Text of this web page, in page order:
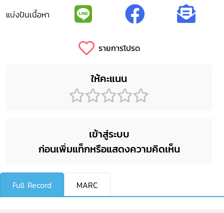
แบ่งปันเนื้อหา
รายการโปรด
ให้คะแนน
เข้าสู่ระบบ
ก่อนเพิ่มแท็กหรือแสดงความคิดเห็น
Full Record MARC